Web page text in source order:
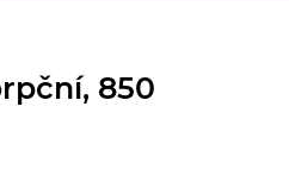
850